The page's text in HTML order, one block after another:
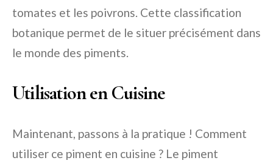
tomates et les poivrons. Cette classification
botanique permet de le situer précisément dans
le monde des piments.
Utilisation en Cuisine
Maintenant, passons à la pratique ! Comment
utiliser ce piment en cuisine ? Le piment